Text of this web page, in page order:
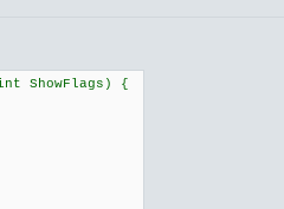
ShowFlags) {